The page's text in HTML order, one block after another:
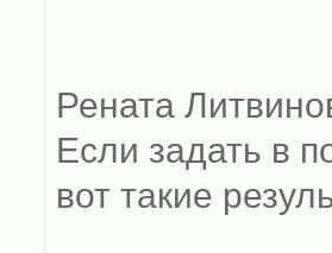
Рената
Если задать в
вот такие